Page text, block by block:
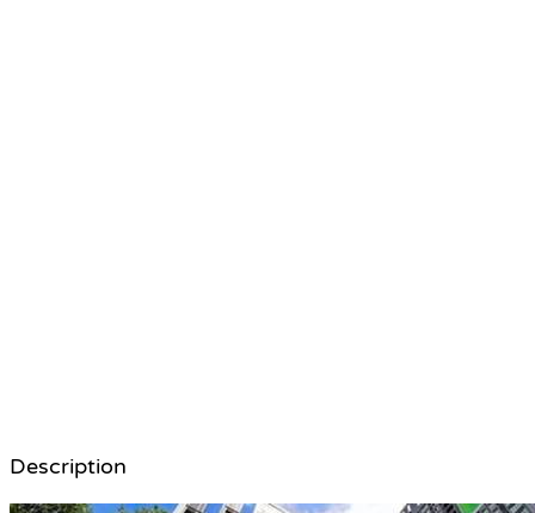
Description